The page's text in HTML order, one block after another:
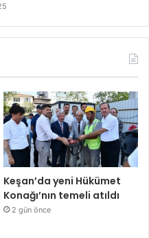
Keşan’da yeni Hükümet
Konağı’nın temeli atıldı
2 gün önce